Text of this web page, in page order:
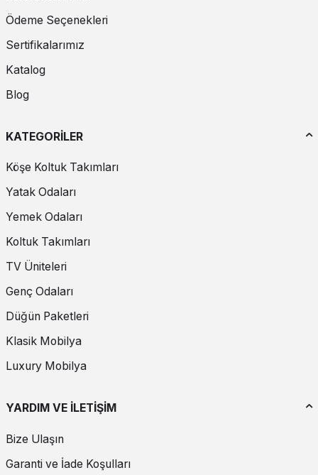
Ödeme Seçenekleri
Sertifikalarımız
Katalog
Blog
KATEGORİLER
Köşe Koltuk Takımları
Yatak Odaları
Yemek Odaları
Koltuk Takımları
TV Üniteleri
Genç Odaları
Düğün Paketleri
Klasik Mobilya
Luxury Mobilya
YARDIM VE İLETİŞİM
Bize Ulaşın
Garanti ve İade Koşulları